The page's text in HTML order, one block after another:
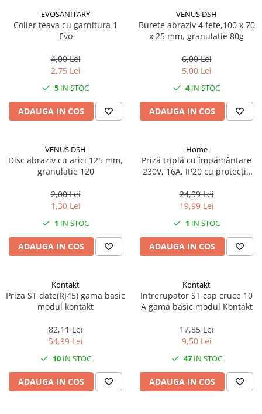
EVOSANITARY
Colier teava cu garnitura 1
Evo
4,00 Lei
2,75 Lei
5 IN STOC
ADAUGA IN COS
VENUS DSH
Burete abraziv 4 fete,100 x 70
x 25 mm, granulatie 80g
6,00 Lei
5,00 Lei
4IN STOC
ADAUGA IN COS
VENUS DSH
Disc abraziv cu arici 125 mm,
granulatie 120
2,00 Lei
1,30 Lei
1 IN STOC
ADAUGA IN COS
Home
Priză triplă cu împământare
230V, 16A, IP20 cu protecție
24,99 Lei
19,99 Lei
1 IN STOC
ADAUGA IN COS
Kontakt
Priza ST date(RJ45) gama basic
modul kontakt
82,11 Lei
54,99 Lei
10IN STOC
ADAUGA IN COS
Kontakt
Intrerupator ST cap cruce 10
A gama basic modul Kontakt
17,85 Lei
9,50 Lei
47IN STOC
ADAUGA IN COS